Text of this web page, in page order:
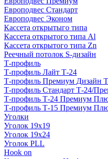
Европодвес Стандарт
Европодвес Эконом
Кассета открытыго типа
Кассета открытого типа Al
Кассета открытого типа Zn
Реечный потолок S-дизайн
Т-профиль
Т-профиль Лайт Т-24
Т-профиль Премиум Дизайн
Т-профиль Стандарт Т-24/
Т-профиль Т-24 Премиум
Т-профиль Т-15 Премиум
Уголки
Уголок 19х19
Уголок 19х24
Уголок PLL
Hook on